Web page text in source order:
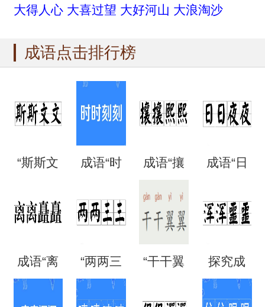
大得人心 大喜过望 大好河山 大浪淘沙
成语点击排行榜
“斯斯文
是什么
成语“时
时刻
么意
思？出
成语“攘
攘熙
熙”的用
法、典
故和出
成语“日
么意
思？
成语“离 “两两三 “干干翼 探究成
语“混混